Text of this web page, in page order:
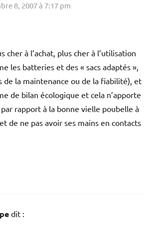
8, 2007 à 7:17 pm
cher à l’achat, plus cher à l’utilisation
les batteries et des « sacs adaptés »,
de la maintenance ou de la fiabilité), et
de bilan écologique et cela n’apporte
rapport à la bonne vielle poubelle à
de ne pas avoir ses mains en contacts
dit :